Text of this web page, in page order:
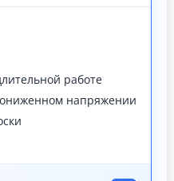
работе
напряжении